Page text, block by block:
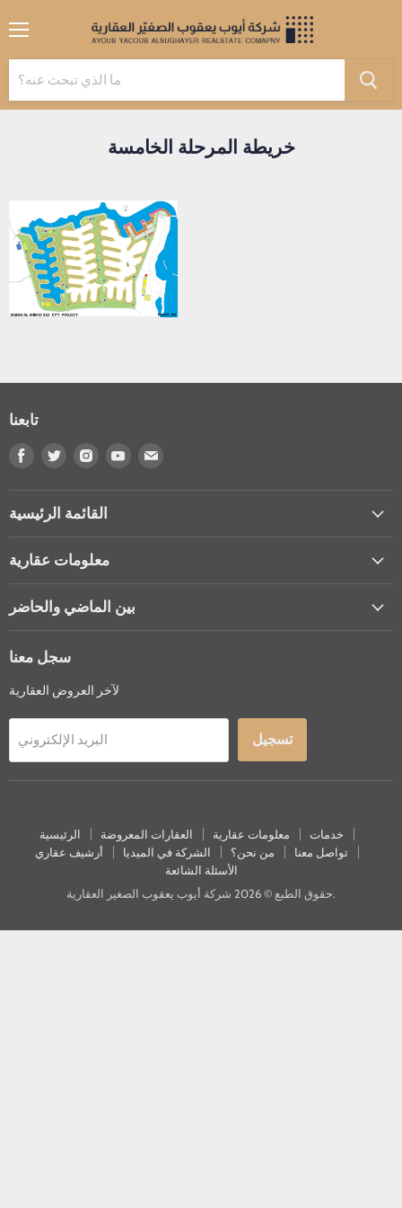
خريطة المرحلة الخامسة
تابعنا
Find
on
Facebook
Find
on
Twitter
Find
on
Instagram
Find
on
on
القائمة الرئيسية
معلومات عقارية
بين الماضي والحاضر
سجل معنا
لآخر العروض العقارية
البريد الإلكتروني تسجيل
الرئيسية العقارات المعروضة معلومات عقارية
خدمات
أرشيف عقاري
الشركة في الميديا من نحن؟
تواصل معنا
الأسئلة الشائعة
حقوق الطبع © 2026 شركة أيوب يعقوب الصغير العقارية.